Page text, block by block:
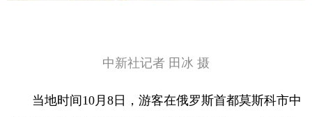
中新社记者 田冰 摄
当地时间10月8日，游客在俄罗斯首都莫斯科市中